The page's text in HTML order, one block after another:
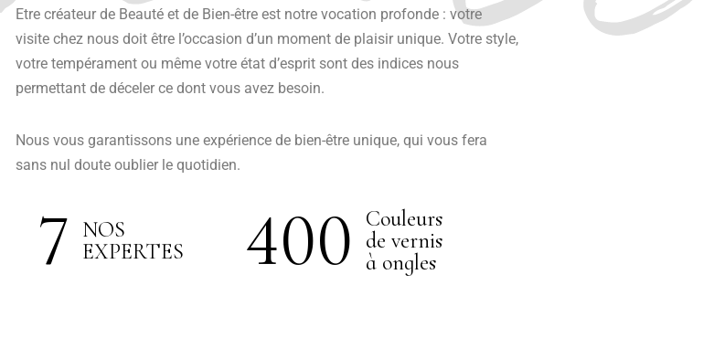
Etre créateur de Beauté et de Bien-être est notre vocation profonde : votre
visite chez nous doit être l’occasion d’un moment de plaisir unique. Votre style,
votre tempérament ou même votre état d’esprit sont des indices nous
permettant de déceler ce dont vous avez besoin.
Nous vous garantissons une expérience de bien-être unique, qui vous fera
sans nul doute oublier le quotidien.
7 NOS
EXPERTES
400
Couleurs
de vernis
à ongles